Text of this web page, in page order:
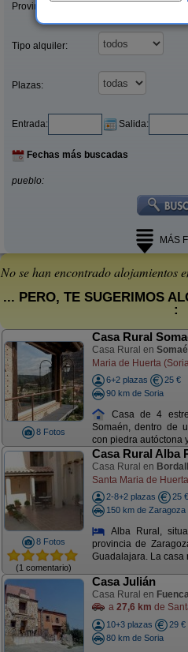
Provincias/Islas:
Tipo alquiler:
Plazas:
Entrada: Salida:
Fechas más buscadas
pueblo:
MÁS
No se han encontrado alojamientos
... PERO, TE SUGERIMOS
:
8 Fotos
Casa Rural
Casa Rural en
Maria de Huerta
6+2 plazas
25 €
90 km de Soria
Casa de 4
Somaén, dentro de
con piedra autóctona
8 Fotos
(1 comentario)
Casa Rural Alba
Casa Rural en
Santa Maria de
2-8+2 plazas
25 €
150 km de Zaragoza
Alba Rural,
provincia de
Guadalajara. La casa
Casa Julián
Casa Rural en
a 27,6 km de
10+3 plazas
29 €
80 km de Soria